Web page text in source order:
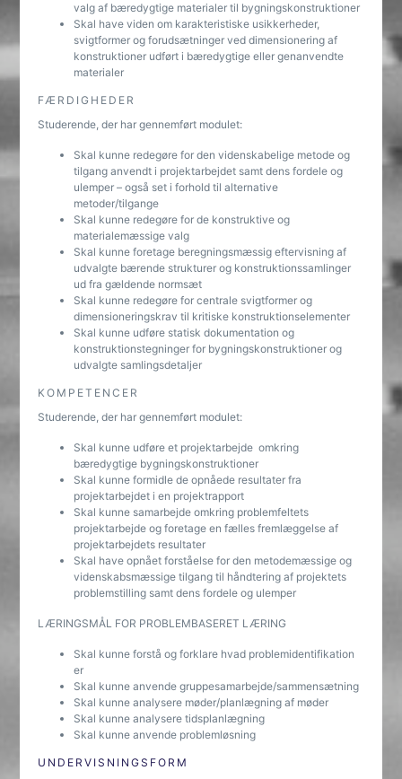
valg af bæredygtige materialer til bygningskonstruktioner
Skal have viden om karakteristiske usikkerheder,
svigtformer og forudsætninger ved dimensionering af
konstruktioner udført i bæredygtige eller genanvendte
materialer
FÆRDIGHEDER
Studerende, der har gennemført modulet:
Skal kunne redegøre for den videnskabelige metode og
tilgang anvendt i projektarbejdet samt dens fordele og
ulemper – også set i forhold til alternative
metoder/tilgange
Skal kunne redegøre for de konstruktive og
materialemæssige valg
Skal kunne foretage beregningsmæssig eftervisning af
udvalgte bærende strukturer og konstruktionssamlinger
ud fra gældende normsæt
Skal kunne redegøre for centrale svigtformer og
dimensioneringskrav til kritiske konstruktionselementer
Skal kunne udføre statisk dokumentation og
konstruktionstegninger for bygningskonstruktioner og
udvalgte samlingsdetaljer
KOMPETENCER
Studerende, der har gennemført modulet:
Skal kunne udføre et projektarbejde omkring
bæredygtige bygningskonstruktioner
Skal kunne formidle de opnåede resultater fra
projektarbejdet i en projektrapport
Skal kunne samarbejde omkring problemfeltets
projektarbejde og foretage en fælles fremlæggelse af
projektarbejdets resultater
Skal have opnået forståelse for den metodemæssige og
videnskabsmæssige tilgang til håndtering af projektets
problemstilling samt dens fordele og ulemper
LÆRINGSMÅL FOR PROBLEMBASERET LÆRING
Skal kunne forstå og forklare hvad problemidentifikation
er
Skal kunne anvende gruppesamarbejde/sammensætning
Skal kunne analysere møder/planlægning af møder
Skal kunne analysere tidsplanlægning
Skal kunne anvende problemløsning
UNDERVISNINGSFORM